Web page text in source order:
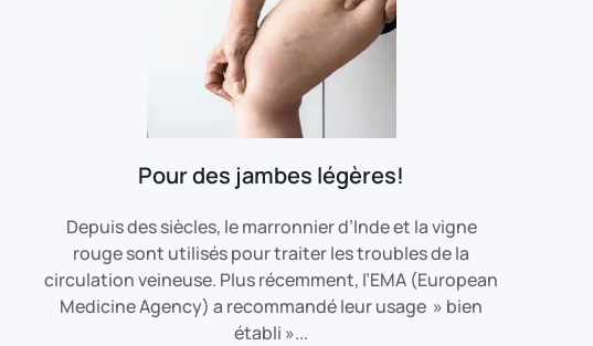
Pour des jambes légères!
Depuis des siècles, le marronnier d’Inde et la vigne
rouge sont utilisés pour traiter les troubles de la
circulation veineuse. Plus récemment, l’EMA (European
Medicine Agency) a recommandé leur usage » bien
établi »...